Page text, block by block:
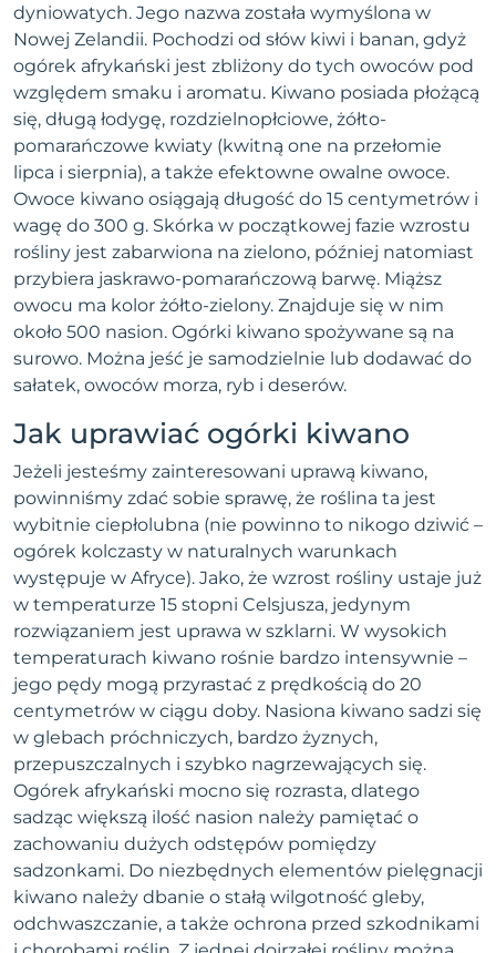
dyniowatych. Jego nazwa została wymyślona w
Nowej Zelandii. Pochodzi od słów kiwi i banan, gdyż
ogórek afrykański jest zbliżony do tych owoców pod
względem smaku i aromatu. Kiwano posiada płożącą
się, długą łodygę, rozdzielnopłciowe, żółto-
pomarańczowe kwiaty (kwitną one na przełomie
lipca i sierpnia), a także efektowne owalne owoce.
Owoce kiwano osiągają długość do 15 centymetrów i
wagę do 300 g. Skórka w początkowej fazie wzrostu
rośliny jest zabarwiona na zielono, później natomiast
przybiera jaskrawo-pomarańczową barwę. Miąższ
owocu ma kolor żółto-zielony. Znajduje się w nim
około 500 nasion. Ogórki kiwano spożywane są na
surowo. Można jeść je samodzielnie lub dodawać do
sałatek, owoców morza, ryb i deserów.
Jak uprawiać ogórki kiwano
Jeżeli jesteśmy zainteresowani uprawą kiwano,
powinniśmy zdać sobie sprawę, że roślina ta jest
wybitnie ciepłolubna (nie powinno to nikogo dziwić –
ogórek kolczasty w naturalnych warunkach
występuje w Afryce). Jako, że wzrost rośliny ustaje już
w temperaturze 15 stopni Celsjusza, jedynym
rozwiązaniem jest uprawa w szklarni. W wysokich
temperaturach kiwano rośnie bardzo intensywnie –
jego pędy mogą przyrastać z prędkością do 20
centymetrów w ciągu doby. Nasiona kiwano sadzi się
w glebach próchniczych, bardzo żyznych,
przepuszczalnych i szybko nagrzewających się.
Ogórek afrykański mocno się rozrasta, dlatego
sadząc większą ilość nasion należy pamiętać o
zachowaniu dużych odstępów pomiędzy
sadzonkami. Do niezbędnych elementów pielęgnacji
kiwano należy dbanie o stałą wilgotność gleby,
odchwaszczanie, a także ochrona przed szkodnikami